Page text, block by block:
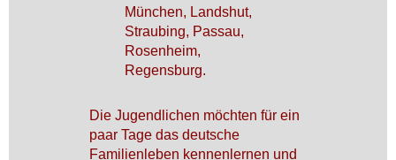
München, Landshut,
Straubing, Passau,
Rosenheim,
Regensburg.
Die Jugendlichen möchten für ein
paar Tage das deutsche
Familienleben kennenlernen und